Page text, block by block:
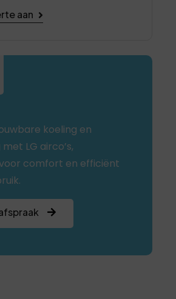
aan
koeling en
LG airco’s,
comfort en efficiënt